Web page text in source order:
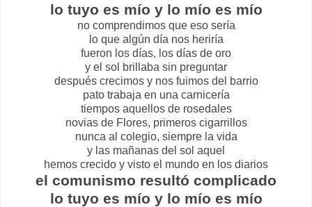
lo tuyo es mío y lo mío es mío
no comprendimos que eso sería
lo que algún día nos heriría
fueron los días, los días de oro
y el sol brillaba sin preguntar
después crecimos y nos fuimos del barrio
pato trabaja en una carnicería
tiempos aquellos de rosedales
novias de Flores, primeros cigarrillos
nunca al colegio, siempre la vida
y las mañanas del sol aquel
hemos crecido y visto el mundo en los diarios
el comunismo resultó complicado
lo tuyo es mío y lo mío es mío